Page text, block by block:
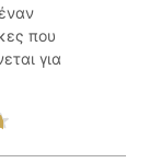
που
για